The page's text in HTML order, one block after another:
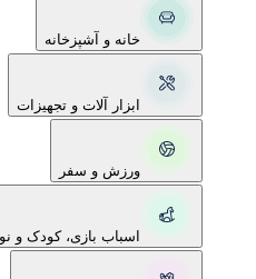
خانه و آشپزخانه
ابزار آلات و تجهیزات
ورزش و سفر
اسباب بازی، کودک و نوزاد